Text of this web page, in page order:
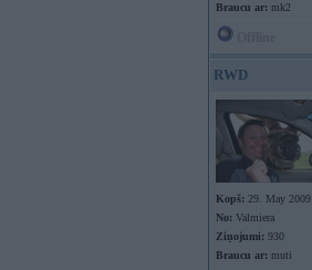
Braucu ar: mk2
RWD
Kopš: 29. May 2009
No: Valmiera
Ziņojumi: 930
Braucu ar: muti